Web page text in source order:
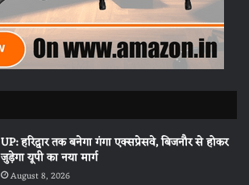
UP: हरिद्वार तक बनेगा गंगा एक्सप्रेसवे, बिजनौर से होकर
जुड़ेगा यूपी का नया मार्ग
August 8, 2026